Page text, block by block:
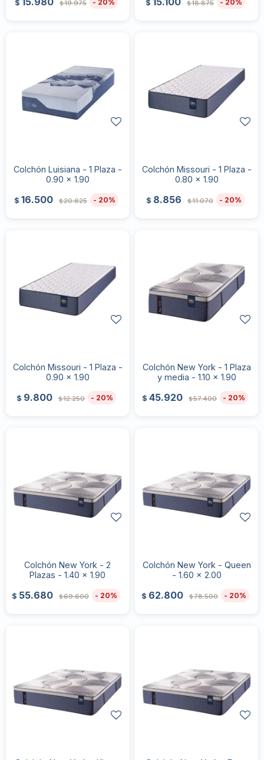
$ $19.975 20 $ $18.875 20
Colchón Luisiana - 1 Plaza -
0.90 x 1.90
$ 16.500 $20.625 20
Colchón Missouri - 1 Plaza -
0.80 x 1.90
$ 8.856 $11.070 20
Colchón Missouri - 1 Plaza -
0.90 x 1.90
$ 9.800 $12.250 20
Colchón New York - 1 Plaza
y media - 1.10 x 1.90
$ 45.920 $57.400 20
Colchón New York - 2
Plazas - 1.40 x 1.90
$ 55.680 $69.600 20
Colchón New York - Queen
- 1.60 x 2.00
$ 62.800 $78.500 20